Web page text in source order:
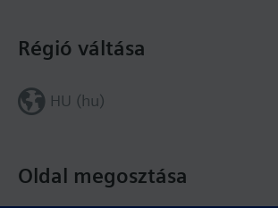
Oldal megosztása
Régió váltása
HU (hu)